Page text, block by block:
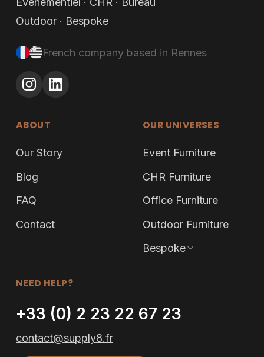
Outdoor · Bespoke
French company based in Rennes
ABOUT
Our Story
Blog
FAQ
Contact
OUR UNIVERSES
Event Furniture
CHR Furniture
Office Furniture
Outdoor Furniture
Bespoke
NEED HELP?
+33 (0) 2 23 22 67 23
contact@supply8.fr